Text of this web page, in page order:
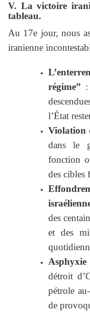
V. La victoire
tableau.
Au 17e jour, nous
iranienne
régime”
l’État
Violation
dans le
fonction
des cibles
des
et des
Asphyxie
détroit
pétrole
de